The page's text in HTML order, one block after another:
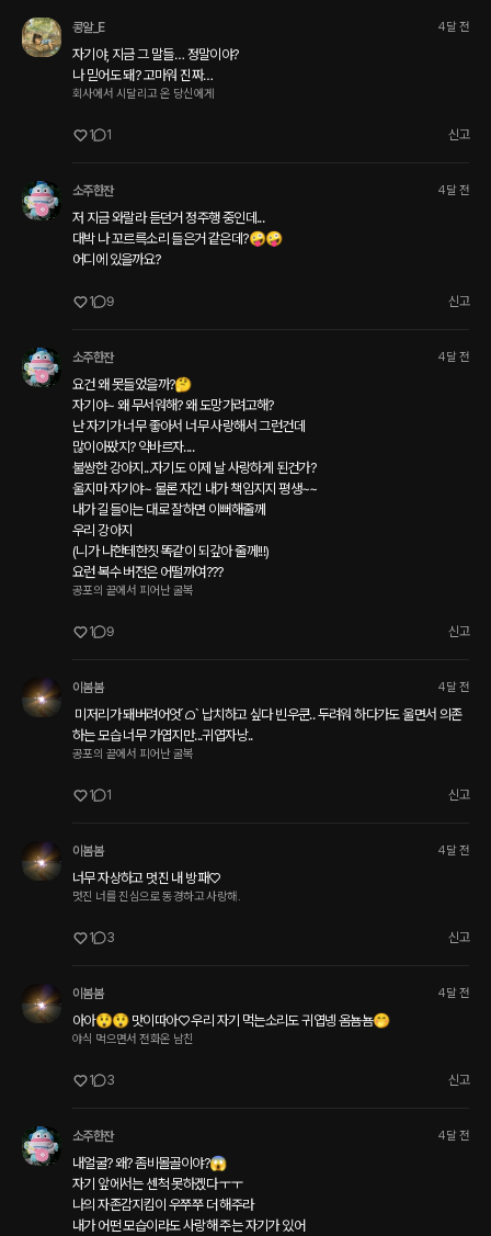
콩알_E 4달 전
자기야, 지금 그 말들… 정말이야?
나 믿어도 돼? 고마워 진짜…
회사에서 시달리고 온 당신에게
1 1 신고
소주한잔 4달 전
저 지금 와랄라 듣던거 정주행 중인데...
대박 나 꼬르륵소리 들은거 같은데?🤪🤪
어디에 있을까요?
1 9 신고
소주한잔 4달 전
요건 왜 못들었을까?🤔
자기야~ 왜 무서워해? 왜 도망가려고해?
난 자기가 너무 좋아서 너무 사랑해서 그런건데
많이아팠지? 약바르자....
불쌍한 강아지...자기도 이제 날 사랑하게 된건가?
울지마 자기야~ 물론 자긴 내가 책임지지 평생~~
내가 길들이는 대로 잘하면 이뻐해줄께
우리 강아지
(니가 나한테한짓 똑같이 되갚아 줄께!!!)
요런 복수 버전은 어떨까여???
공포의 끝에서 피어난 굴복
1 9 신고
이봄봄 4달 전
하는 모습 너무 가엽지만...귀엽자낭..
공포의 끝에서 피어난 굴복
1 1 신고
이봄봄 4달 전
너무 자상하고 멋진 내 방패♡
멋진 너를 진심으로 동경하고 사랑해.
1 3 신고
이봄봄 4달 전
아아😲😲 맛이따아♡ 우리 자기 먹는소리도 귀엽넹 옴뇸뇸🤭
야식 먹으면서 전화온 남친
1 3 신고
소주한잔 4달 전
내얼굴? 왜? 좀비몰골이야?😱
자기 앞에서는 센척 못하겠다 ㅜㅜ
나의 자존감지킴이 우쭈쭈 더 해주라
내가 어떤 모습이라도 사랑해 주는 자기가 있어